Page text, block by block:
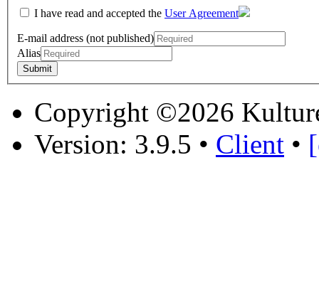
I have read and accepted the User Agreement
E-mail address (not published)
Alias
Copyright ©2026
Version: 3.9.5 • Client •